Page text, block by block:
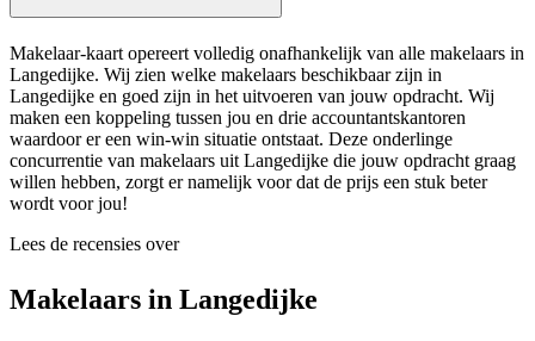
Makelaar-kaart opereert volledig onafhankelijk van alle makelaars in
Langedijke. Wij zien welke makelaars beschikbaar zijn in
Langedijke en goed zijn in het uitvoeren van jouw opdracht. Wij
maken een koppeling tussen jou en drie accountantskantoren
waardoor er een win-win situatie ontstaat. Deze onderlinge
concurrentie van makelaars uit Langedijke die jouw opdracht graag
willen hebben, zorgt er namelijk voor dat de prijs een stuk beter
wordt voor jou!
Lees de recensies over
Makelaars in Langedijke